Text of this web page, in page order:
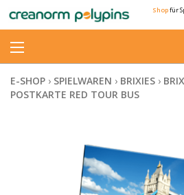
Shopfür
E-SHOP › SPIELWAREN › BRIXIES ›
POSTKARTE RED TOUR BUS